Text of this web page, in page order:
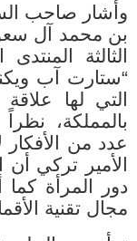
وأشار صاحب
بن محمد آل
الثالثة
“ستارت آب
التي لها
بالمملكة،
عدد من
الأمير تركي
دور المرأة
مجال تقنية